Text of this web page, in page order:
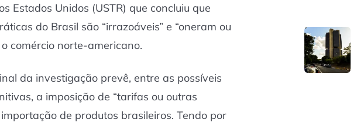
Estados Unidos (USTR) que concluiu que
do Brasil são “irrazoáveis” e “oneram ou
comércio norte-americano.
da investigação prevê, entre as possíveis
a imposição de “tarifas ou outras
de produtos brasileiros. Tendo por